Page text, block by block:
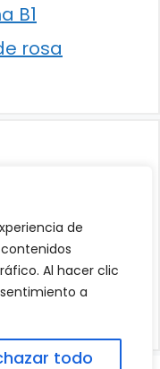
de
Al hacer clic
a
todo
B1
rosa